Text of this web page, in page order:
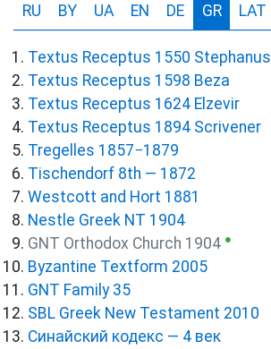
RU BY UA EN DE GR LAT
Textus Receptus 1550 Stephanus
Textus Receptus 1598 Beza
Textus Receptus 1624 Elzevir
Textus Receptus 1894 Scrivener
Tregelles 1857−1879
Tischendorf 8th — 1872
Westcott and Hort 1881
Nestle Greek NT 1904
GNT Orthodox Church 1904 ●
Byzantine Textform 2005
GNT Family 35
SBL Greek New Testament 2010
Синайский кодекс — 4 век